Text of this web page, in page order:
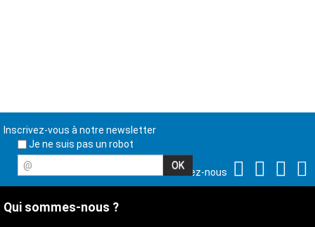
Inscrivez-vous à notre newsletter
Je ne suis pas un robot
@
Suivez-nous
Qui sommes-nous ?